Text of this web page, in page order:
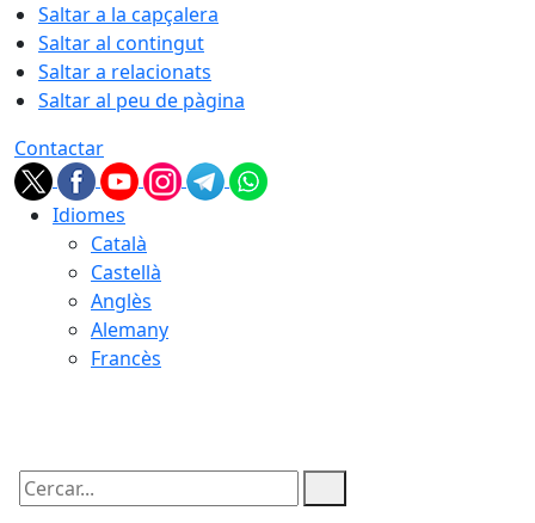
Saltar a la capçalera
Saltar al contingut
Saltar a relacionats
Saltar al peu de pàgina
Contactar
Idiomes
Català
Castellà
Anglès
Alemany
Francès
Cercar: